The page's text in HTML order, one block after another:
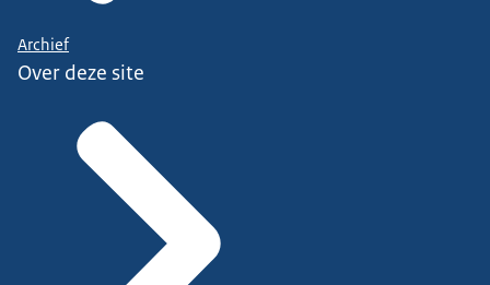
Archief
Over deze site